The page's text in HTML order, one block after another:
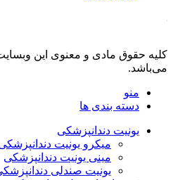
کلیه حقوق مادی و معنوی این
می‌باشد.
منو
دسته بندی ها
یونیت دندانپزشکی
میکرو یونیت
مینی یونیت دندانپزشکی
یونیت صندلی